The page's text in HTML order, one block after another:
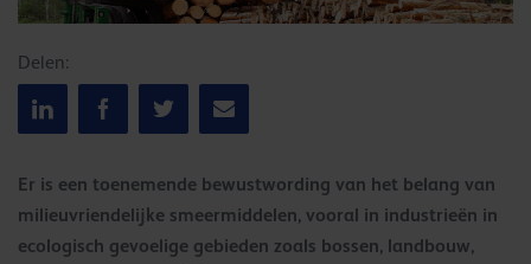
Delen:
Er is een toenemende bewustwording van het belang van
milieuvriendelijke smeermiddelen, vooral in industrieën in
ecologisch gevoelige gebieden zoals bossen, landbouw,